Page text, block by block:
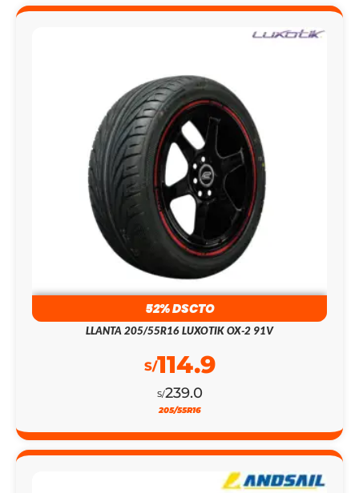
52% DSCTO
LLANTA 205/55R16 LUXOTIK OX-2 91V
S/239.0
S/114.9
205/55R16